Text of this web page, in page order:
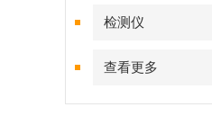
检测仪
查看更多